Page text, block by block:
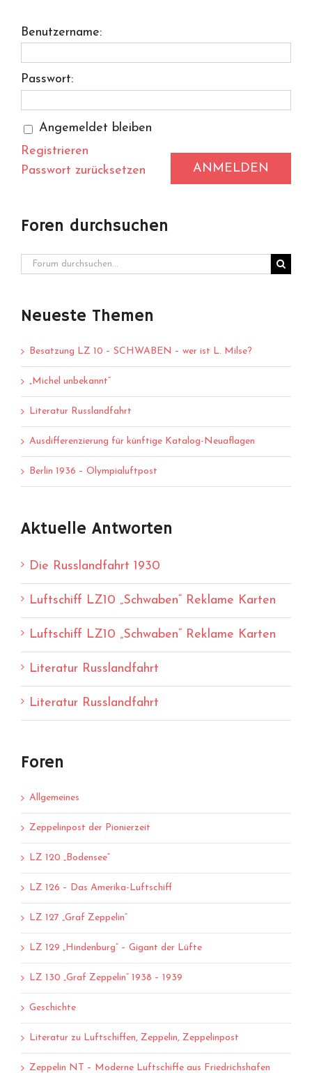
Benutzername:
Passwort:
Angemeldet bleiben
ANMELDEN
Registrieren
Passwort zurücksetzen
Foren durchsuchen
Neueste Themen
Besatzung LZ 10 – SCHWABEN – wer ist L. Milse?
„Michel unbekannt“
Literatur Russlandfahrt
Ausdifferenzierung für künftige Katalog-Neuaflagen
Berlin 1936 – Olympialuftpost
Aktuelle Antworten
Die Russlandfahrt 1930
Luftschiff LZ10 „Schwaben“ Reklame Karten
Luftschiff LZ10 „Schwaben“ Reklame Karten
Literatur Russlandfahrt
Literatur Russlandfahrt
Foren
Allgemeines
Zeppelinpost der Pionierzeit
LZ 120 „Bodensee“
LZ 126 – Das Amerika-Luftschiff
LZ 127 „Graf Zeppelin“
LZ 129 „Hindenburg“ – Gigant der Lüfte
LZ 130 „Graf Zeppelin“ 1938 – 1939
Geschichte
Literatur zu Luftschiffen, Zeppelin, Zeppelinpost
Zeppelin NT – Moderne Luftschiffe aus Friedrichshafen